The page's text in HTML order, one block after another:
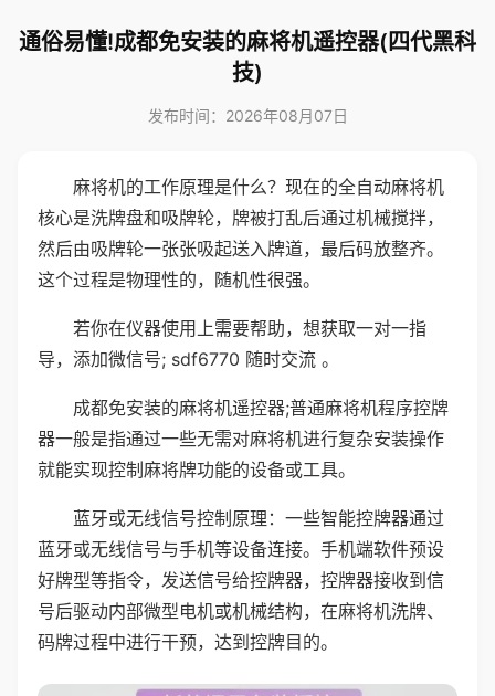
通俗易懂!成都免安装的麻将机遥控器(四代黑科
技)
发布时间：2026年08月07日
麻将机的工作原理是什么？现在的全自动麻将机
核心是洗牌盘和吸牌轮，牌被打乱后通过机械搅拌，
然后由吸牌轮一张张吸起送入牌道，最后码放整齐。
这个过程是物理性的，随机性很强。
若你在仪器使用上需要帮助，想获取一对一指
导，添加微信号; sdf6770 随时交流 。
成都免安装的麻将机遥控器;普通麻将机程序控牌
器一般是指通过一些无需对麻将机进行复杂安装操作
就能实现控制麻将牌功能的设备或工具。
蓝牙或无线信号控制原理：一些智能控牌器通过
蓝牙或无线信号与手机等设备连接。手机端软件预设
好牌型等指令，发送信号给控牌器，控牌器接收到信
号后驱动内部微型电机或机械结构，在麻将机洗牌、
码牌过程中进行干预，达到控牌目的。